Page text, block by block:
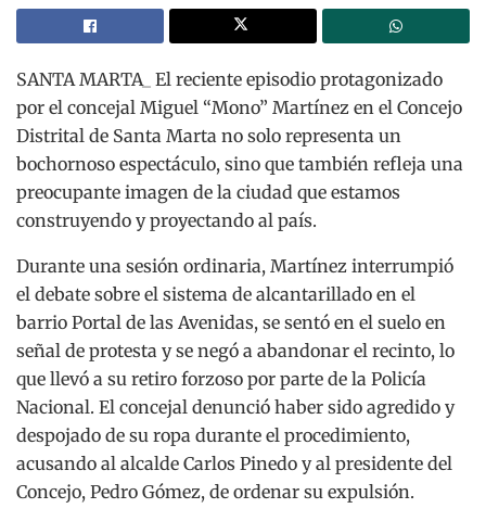
SANTA MARTA_ El reciente episodio protagonizado
por el concejal Miguel “Mono” Martínez en el Concejo
Distrital de Santa Marta no solo representa un
bochornoso espectáculo, sino que también refleja una
preocupante imagen de la ciudad que estamos
construyendo y proyectando al país.
Durante una sesión ordinaria, Martínez interrumpió
el debate sobre el sistema de alcantarillado en el
barrio Portal de las Avenidas, se sentó en el suelo en
señal de protesta y se negó a abandonar el recinto, lo
que llevó a su retiro forzoso por parte de la Policía
Nacional. El concejal denunció haber sido agredido y
despojado de su ropa durante el procedimiento,
acusando al alcalde Carlos Pinedo y al presidente del
Concejo, Pedro Gómez, de ordenar su expulsión.